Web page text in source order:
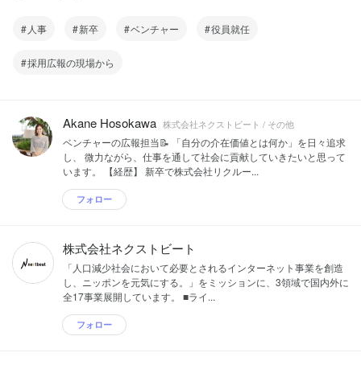
人事 新卒 ベンチャー 役員就任
採用広報の現場から
Akane Hosokawa 株式会社ネクストビート / その他
ベンチャーの広報担当📝 「自分の介在価値とは何か」を日々追求
し、 微力ながら、仕事を通して社会に貢献していきたいと思って
います。 【経歴】 新卒で株式会社リクルー...
フォロー
株式会社ネクストビート
「人口減少社会において必要とされるインターネット事業を創造
し、ニッポンを元気にする。」をミッションに、3領域で国内外に
全17事業展開しています。 ■ライ...
フォロー